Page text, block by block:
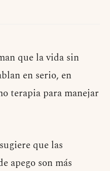
que la vida sin
en serio, en
terapia para manejar
que las
apego son más